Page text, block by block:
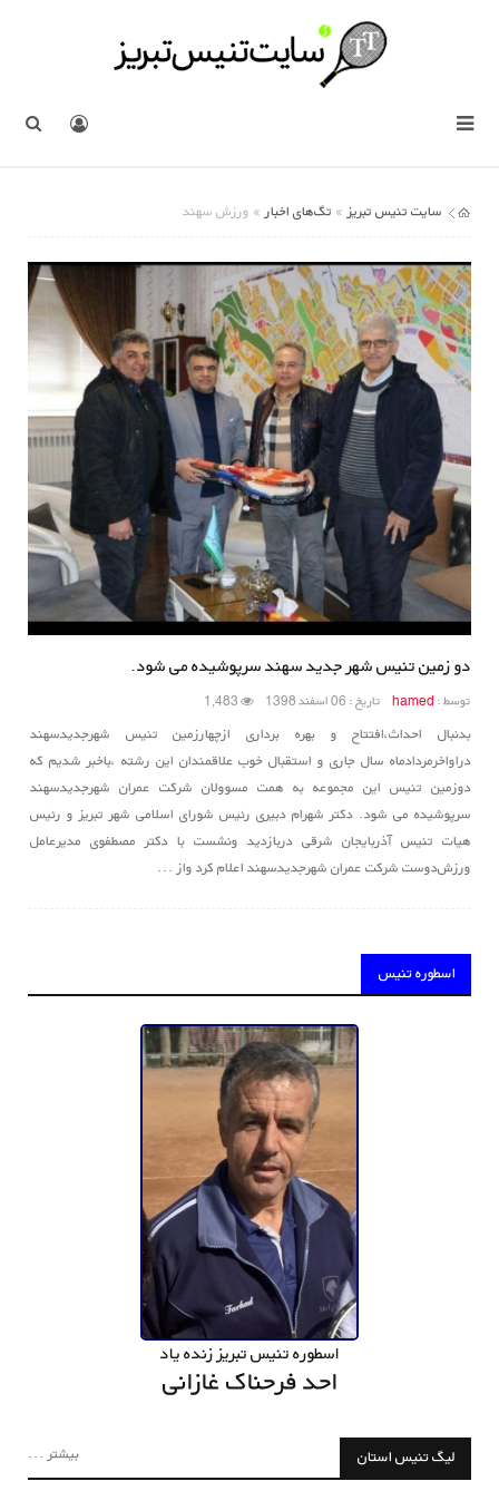
سایت تنیس تبریز » تگ‌های اخبار » ورزش سهند
دو زمین تنیس شهر جدید سهند سرپوشیده می شود.
توسط : hamed تاریخ : 06 اسفند 1398
بدنبال احداث،افتتاح و بهره برداری ازچهارزمین تنیس شهرجدیدسهند
دراواخرمردادماه سال جاری و استقبال خوب علاقمندان این رشته ،باخبر شدیم که
دوزمین تنیس این مجموعه به همت مسوولان شرکت عمران شهرجدیدسهند
سرپوشیده می شود. دکتر شهرام دبیری رئیس شورای اسلامی شهر تبریز و رئیس
هیات تنیس آذربایجان شرقی دربازدید ونشست با دکتر مصطفوی مدیرعامل
ورزش‌دوست شرکت عمران شهرجدیدسهند اعلام کرد واز ...
اسطوره تنیس
اسطوره تنیس تبریز زنده یاد
احد فرحناک غازانی
لیگ تنیس استان بیشتر ...